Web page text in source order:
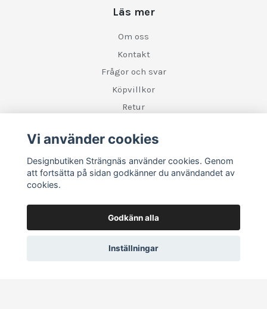
Läs mer
Om oss
Kontakt
Frågor och svar
Köpvillkor
Retur
Sociala medier
Vi använder cookies
Designbutiken Strängnäs använder cookies. Genom
att fortsätta på sidan godkänner du användandet av
cookies.
Godkänn alla
Inställningar